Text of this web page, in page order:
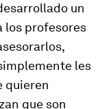
un
los profesores
les
quieren
que son